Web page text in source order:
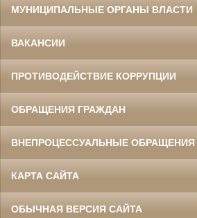
МУНИЦИПАЛЬНЫЕ ОРГАНЫ ВЛАСТИ
ВАКАНСИИ
ПРОТИВОДЕЙСТВИЕ КОРРУПЦИИ
ОБРАЩЕНИЯ ГРАЖДАН
ВНЕПРОЦЕССУАЛЬНЫЕ ОБРАЩЕНИЯ
КАРТА САЙТА
ОБЫЧНАЯ ВЕРСИЯ САЙТА